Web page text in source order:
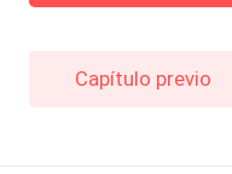
Capítulo previo